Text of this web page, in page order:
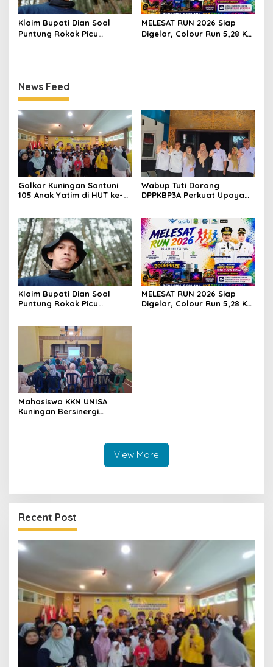
Klaim Bupati Dian Soal
Puntung Rokok Picu
MELESAT RUN 2026 Siap
Digelar, Colour Run 5,28 Km
News Feed
Golkar Kuningan Santuni
105 Anak Yatim di HUT ke-
Berjaya
Wabup Tuti Dorong
DPPKBP3A Perkuat Upaya
Keluarga
Klaim Bupati Dian Soal
Puntung Rokok Picu
Sesuai Kajian Ilmiah
MELESAT RUN 2026 Siap
Digelar, Colour Run 5,28 Km
Mahasiswa KKN UNISA
Kuningan Bersinergi
ASI, Cegah Stunting hingga
View More
Recent Post